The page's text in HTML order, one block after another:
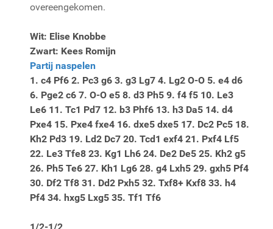
overeengekomen.
Wit: Elise Knobbe
Zwart: Kees Romijn
Partij naspelen
1. c4 Pf6 2. Pc3 g6 3. g3 Lg7 4. Lg2 O-O 5. e4 d6
6. Pge2 c6 7. O-O e5 8. d3 Ph5 9. f4 f5 10. Le3
Le6 11. Tc1 Pd7 12. b3 Phf6 13. h3 Da5 14. d4
Pxe4 15. Pxe4 fxe4 16. dxe5 dxe5 17. Dc2 Pc5 18.
Kh2 Pd3 19. Ld2 Dc7 20. Tcd1 exf4 21. Pxf4 Lf5
22. Le3 Tfe8 23. Kg1 Lh6 24. De2 De5 25. Kh2 g5
26. Ph5 Te6 27. Kh1 Lg6 28. g4 Lxh5 29. gxh5 Pf4
30. Df2 Tf8 31. Dd2 Pxh5 32. Txf8+ Kxf8 33. h4
Pf4 34. hxg5 Lxg5 35. Tf1 Tf6
1/2-1/2